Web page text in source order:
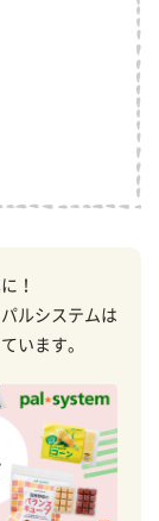
！
ルシステムは
います。